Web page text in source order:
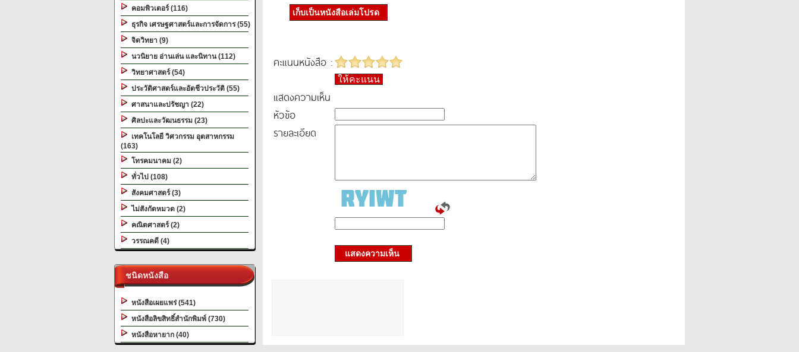
คอมพิวเตอร์ (116)
ธุรกิจ เศรษฐศาสตร์และการจัดการ (55)
จิตวิทยา (9)
นวนิยาย อ่านเล่น และนิทาน (112)
วิทยาศาสตร์ (54)
ประวัติศาสตร์และอัตชีวประวัติ (55)
ศาสนาและปรัชญา (22)
ศิลปะและวัฒนธรรม (23)
เทคโนโลยี วิศวกรรม อุตสาหกรรม
(163)
โทรคมนาคม (2)
ทั่วไป (108)
สังคมศาสตร์ (3)
ไม่สังกัดหมวด (2)
คณิตศาสตร์ (2)
วรรณคดี (4)
ชนิดหนังสือ
หนังสือเผยแพร่ (541)
หนังสือลิขสิทธิ์สำนักพิมพ์ (730)
หนังสือหายาก (40)
เก็บเป็นหนังสือเล่มโปรด
คะแนนหนังสือ :
ให้คะแนน
แสดงความเห็น
หัวข้อ
รายละเอียด
แสดงความเห็น